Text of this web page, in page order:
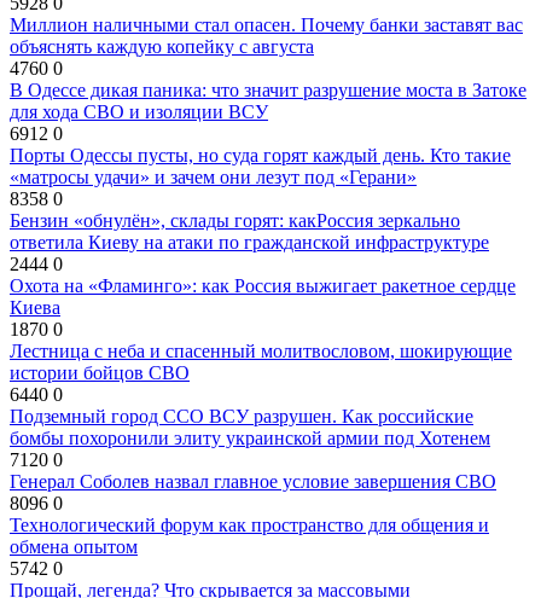
Миллион наличными стал опасен. Почему банки заставят вас
объяснять каждую копейку с августа
4760 0
В Одессе дикая паника: что значит разрушение моста в Затоке
для хода СВО и изоляции ВСУ
6912 0
Порты Одессы пусты, но суда горят каждый день. Кто такие
«матросы удачи» и зачем они лезут под «Герани»
8358 0
Бензин «обнулён», склады горят: какРоссия зеркально
ответила Киеву на атаки по гражданской инфраструктуре
2444 0
Охота на «Фламинго»: как Россия выжигает ракетное сердце
Киева
1870 0
Лестница с неба и спасенный молитвословом, шокирующие
истории бойцов СВО
6440 0
Подземный город ССО ВСУ разрушен. Как российские
бомбы похоронили элиту украинской армии под Хотенем
7120 0
Генерал Соболев назвал главное условие завершения СВО
8096 0
Технологический форум как пространство для общения и
обмена опытом
5742 0
Прощай, легенда? Что скрывается за массовыми